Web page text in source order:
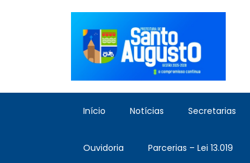
Início Notícias Secretarias
Ouvidoria Parcerias – Lei 13.019